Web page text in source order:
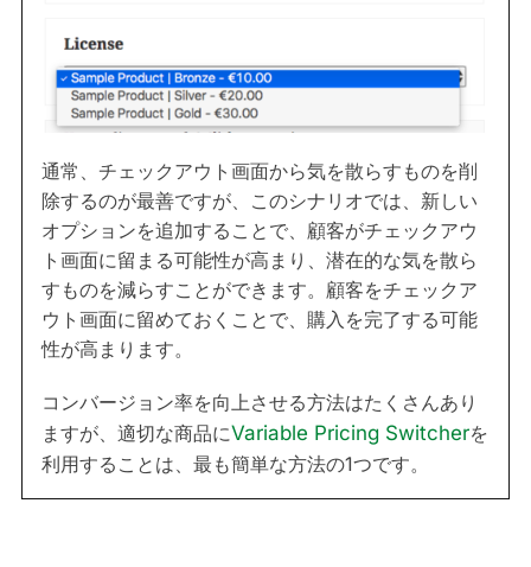
通常、チェックアウト画面から気を散らすものを削
除するのが最善ですが、このシナリオでは、新しい
オプションを追加することで、顧客がチェックアウ
ト画面に留まる可能性が高まり、潜在的な気を散ら
すものを減らすことができます。顧客をチェックア
ウト画面に留めておくことで、購入を完了する可能
性が高まります。
コンバージョン率を向上させる方法はたくさんあり
ますが、適切な商品にVariable Pricing Switcherを
利用することは、最も簡単な方法の1つです。